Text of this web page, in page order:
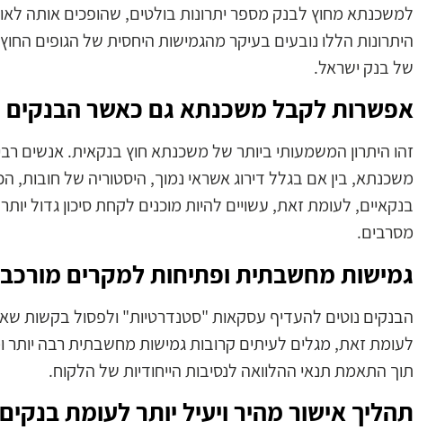
למשכנתא מחוץ לבנק מספר יתרונות בולטים, שהופכים אותה
היתרונות הללו נובעים בעיקר מהגמישות היחסית של הגופים
של בנק ישראל.
אפשרות לקבל משכנתא גם כאשר הבנקים
זהו היתרון המשמעותי ביותר של משכנתא חוץ בנקאית. אנשים
משכנתא, בין אם בגלל דירוג אשראי נמוך, היסטוריה של חובות,
בנקאיים, לעומת זאת, עשויים להיות מוכנים לקחת סיכון גדול
מסרבים.
גמישות מחשבתית ופתיחות למקרים
הבנקים נוטים להעדיף עסקאות "סטנדרטיות" ולפסול בקשות
לעומת זאת, מגלים לעיתים קרובות גמישות מחשבתית רבה יותר
תוך התאמת תנאי ההלוואה לנסיבות הייחודיות של הלקוח.
תהליך אישור מהיר ויעיל יותר לעומת